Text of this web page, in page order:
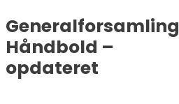
Generalforsamling
Håndbold –
opdateret